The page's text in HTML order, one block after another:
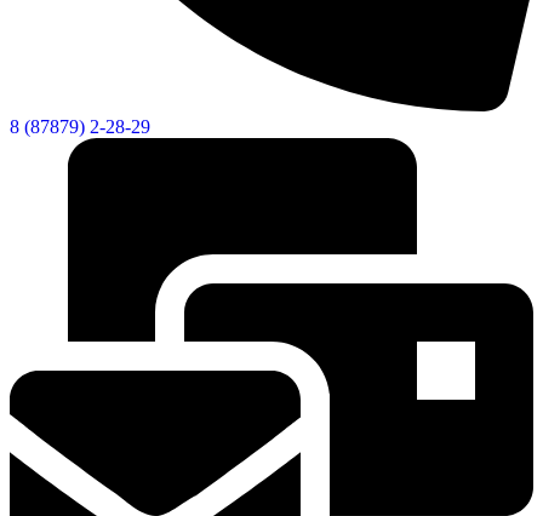
код кластера
8 (87879) 2-28-29